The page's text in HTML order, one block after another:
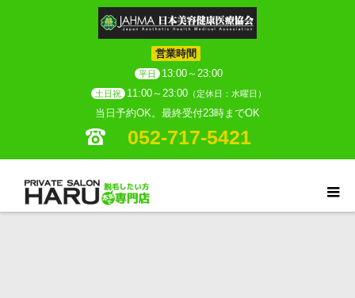
営業時間
平日 13:00～23:00
土日祝 11:00～23:00 （定休日：水曜日）
当日予約OK。最終受付23時までOK
052-717-5421